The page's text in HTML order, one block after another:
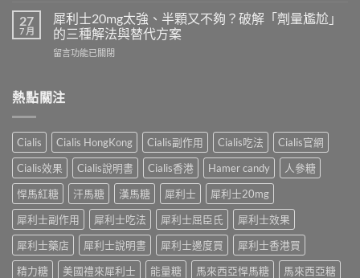
指
南：
港
必
療
程
安
排
與
療
效
評
估〉
中
犀
利
士
一
嗎？
完
整
解
析：
併
用
條
件、
風
險
度
超
級
犀
全
雙
效
合
一
如
何
同
時
解
決
27
7 月
犀利士20mg太強、半顆又不夠？破解「劑量尷尬」
的三種解法與替代方案
在
士
20mg
強、
半
顆
又
不
夠？
破
解
「劑
量
留言功能已關閉
熱點關注
Cialis Cialis HongKong Cialis副作用 Cialis吃法
Cialis官網
Cialis效果
Cialis說明書 Cialis香港 Hamer candy
人參糖
悍馬紅糖
汗馬糖 漢馬糖 犀利士
犀利士20mg
犀利士副作用
犀利士吃法 犀利士屈臣氏
犀利士效果
犀利士藥店
犀利士說明書 犀利士邊度買
犀利士香港買
精力糖
美國禮來犀利士 能量糖 馬來西亞悍馬糖 馬來西亞糖